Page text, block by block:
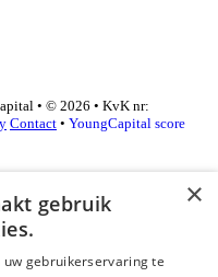
• © 2026 • KvK nr:
Contact • YoungCapital score
×
gebruik
gebruikerservaring te